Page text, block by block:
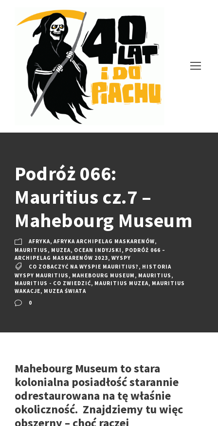
Podróż 066:
Mauritius cz.7 –
Mahebourg Museum
AFRYKA, AFRYKA ARCHIPELAG MASKARENÓW,
MAURITIUS , MUZEA, OCEAN INDYJSKI , PODRÓŻ 066 –
ARCHIPELAG MASKARENÓW 2023, WYSPY
CO ZOBACZYĆ NA WYSPIE MAURITIUS? , HISTORIA
WYSPY MAURITIUS , MAHEBOURG MUSEUM , MAURITIUS ,
MAURITIUS - CO ZWIEDZIĆ, MAURITIUS MUZEA, MAURITIUS
WAKACJE, MUZEA ŚWIATA
0
Mahebourg Museum to stara
kolonialna posiadłość starannie
odrestaurowana na tę właśnie
okoliczność. Znajdziemy tu więc
obszerny – choć raczej